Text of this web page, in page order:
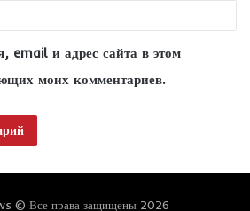
email и адрес сайта в этом
моих комментариев.
© Все права защищены 2026